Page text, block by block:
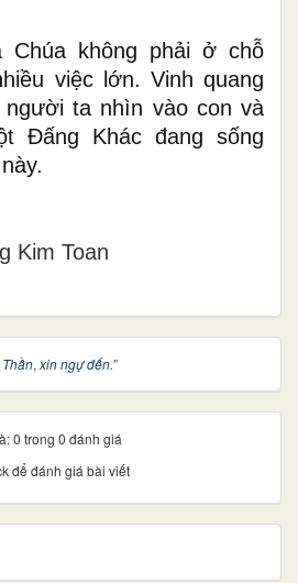
Chúa không phải ở chỗ
việc lớn. Vinh quang
người ta nhìn vào con và
Đấng Khác đang sống
Kim Toan
, xin ngự đến.”
0 trong 0 đánh giá
để đánh giá bài viết